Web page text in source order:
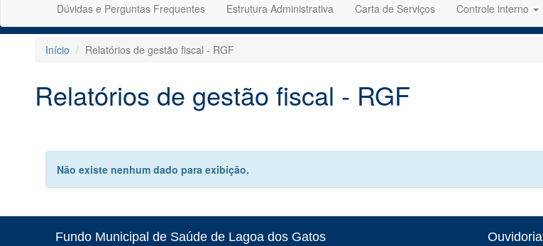
Dúvidas e Perguntas Frequentes Estrutura Administrativa Carta de Serviços Controle interno
Início Relatórios de gestão fiscal - RGF
Relatórios de gestão fiscal - RGF
Não existe nenhum dado para exibição.
Fundo Municipal de Saúde de Lagoa dos Gatos Ouvidoria